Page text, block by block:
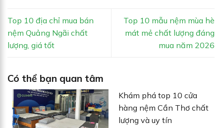
Top 10 địa chỉ mua bán
nệm Quảng Ngãi chất
lượng, giá tốt
Top 10 mẫu nệm mùa hè
mát mẻ chất lượng đáng
mua năm 2026
Có thể bạn quan tâm
Khám phá top 10 cửa
hàng nệm Cần Thơ chất
lượng và uy tín